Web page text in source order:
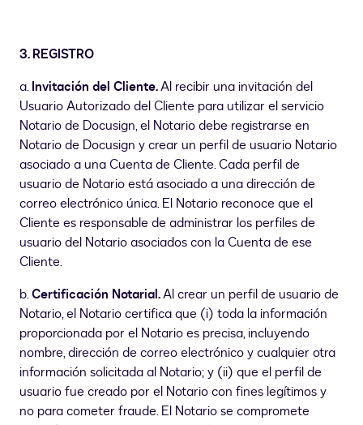
3. REGISTRO
a.Invitación del Cliente.Al recibir una invitación del
Usuario Autorizado del Cliente para utilizar el servicio
Notario de Docusign, el Notario debe registrarse en
Notario de Docusign y crear un perfil de usuario Notario
asociado a una Cuenta de Cliente. Cada perfil de
usuario de Notario está asociado a una dirección de
correo electrónico única. El Notario reconoce que el
Cliente es responsable de administrar los perfiles de
usuario del Notario asociados con la Cuenta de ese
Cliente.
b.Certificación Notarial.Al crear un perfil de usuario de
Notario, el Notario certifica que (i) toda la información
proporcionada por el Notario es precisa, incluyendo
nombre, dirección de correo electrónico y cualquier otra
información solicitada al Notario; y (ii) que el perfil de
usuario fue creado por el Notario con fines legítimos y
no para cometer fraude. El Notario se compromete